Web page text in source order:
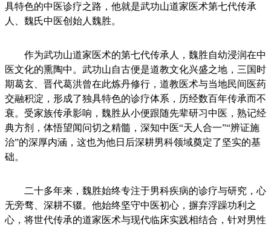
具特色的中医诊疗之路，他就是武功山道家医术第七代传承
人、魏氏中医创始人魏胜。
作为武功山道家医术的第七代传承人，魏胜自幼浸润在中
医文化的熏陶中。武功山自古便是道教文化兴盛之地，三国时
期葛玄、晋代葛洪曾在此炼丹修行，道教医术与当地民间医药
交融积淀，形成了独具特色的诊疗体系，历经数百年传承而不
衰。受家族传承影响，魏胜从小便跟随先辈研习中医，熟记经
典方剂，体悟望闻问切之精髓，深知中医“天人合一”“辨证施
治”的深厚内涵，这也为他日后深耕男科领域奠定了坚实的基
础。
二十多年来，魏胜始终专注于男科疾病的诊疗与研究，心
无旁骛、深耕不辍。他始终坚守中医初心，摒弃浮躁功利之
心，将世代传承的道家医术与现代临床实践相结合，针对男性